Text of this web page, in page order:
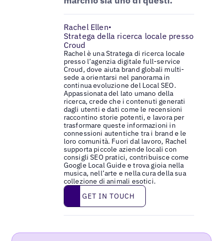
Rachel Ellen•
Stratega della ricerca locale presso
Croud
Rachel è una Stratega di ricerca locale
presso l’agenzia digitale full-service
Croud, dove aiuta brand globali multi-
sede a orientarsi nel panorama in
continua evoluzione del Local SEO.
Appassionata del lato umano della
ricerca, crede che i contenuti generati
dagli utenti e dati come le recensioni
raccontino storie potenti, e lavora per
trasformare queste informazioni in
connessioni autentiche tra i brand e le
loro comunità. Fuori dal lavoro, Rachel
supporta piccole aziende locali con
consigli SEO pratici, contribuisce come
Google Local Guide e trova gioia nella
musica, nell’arte e nella cura della sua
collezione di animali esotici.
Get in touch
GET IN TOUCH